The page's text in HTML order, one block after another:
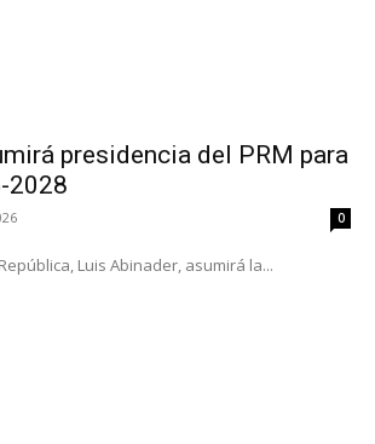
presidencia del PRM para
2028
0
Luis Abinader, asumirá la...